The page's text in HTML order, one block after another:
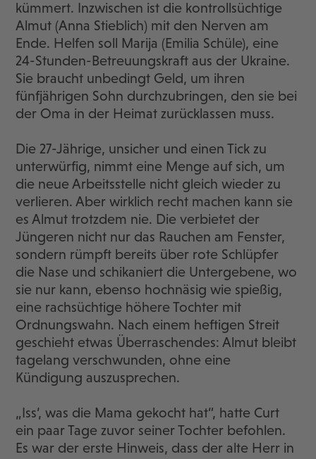
kümmert. Inzwischen ist die kontrollsüchtige
Almut (Anna Stieblich) mit den Nerven am
Ende. Helfen soll Marija (Emilia Schüle), eine
24-Stunden-Betreuungskraft aus der Ukraine.
Sie braucht unbedingt Geld, um ihren
fünfjährigen Sohn durchzubringen, den sie bei
der Oma in der Heimat zurücklassen muss.
Die 27-Jährige, unsicher und einen Tick zu
unterwürfig, nimmt eine Menge auf sich, um
die neue Arbeitsstelle nicht gleich wieder zu
verlieren. Aber wirklich recht machen kann sie
es Almut trotzdem nie. Die verbietet der
Jüngeren nicht nur das Rauchen am Fenster,
sondern rümpft bereits über rote Schlüpfer
die Nase und schikaniert die Untergebene, wo
sie nur kann, ebenso hochnäsig wie spießig,
eine rachsüchtige höhere Tochter mit
Ordnungswahn. Nach einem heftigen Streit
geschieht etwas Überraschendes: Almut bleibt
tagelang verschwunden, ohne eine
Kündigung auszusprechen.
„Iss‘, was die Mama gekocht hat“, hatte Curt
ein paar Tage zuvor seiner Tochter befohlen.
Es war der erste Hinweis, dass der alte Herr in